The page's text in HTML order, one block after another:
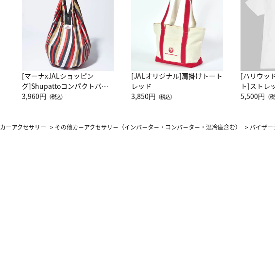
[マーナxJALショッピン
グ]Shupattoコンパクトバッ
グ Drop JAL客室乗務員
3,960円 （税込）
[JALオリジナル]肩掛けトート
レッド
3,850円 （税込）
[ハリウッ
ト]ストレ
ーネック
5,500円 （
カーアクセサリー > その他カ－アクセサリ－（インバ－タ－・コンバ－タ－・温冷庫含む） > バイザー